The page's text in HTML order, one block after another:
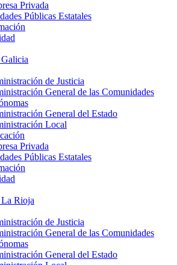
Privada
Públicas Estatales
de Justicia
General de las Comunidades
General del Estado
Local
Privada
Públicas Estatales
Rioja
de Justicia
General de las Comunidades
General del Estado